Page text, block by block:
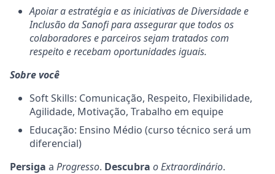
Apoiar a estratégia e as iniciativas de Diversidade e
Inclusão da Sanofi para assegurar que todos os
colaboradores e parceiros sejam tratados com
respeito e recebam oportunidades iguais.
Sobre você
Soft Skills: Comunicação, Respeito, Flexibilidade,
Agilidade, Motivação, Trabalho em equipe
Educação: Ensino Médio (curso técnico será um
diferencial)
Persiga a Progresso. Descubra o Extraordinário.